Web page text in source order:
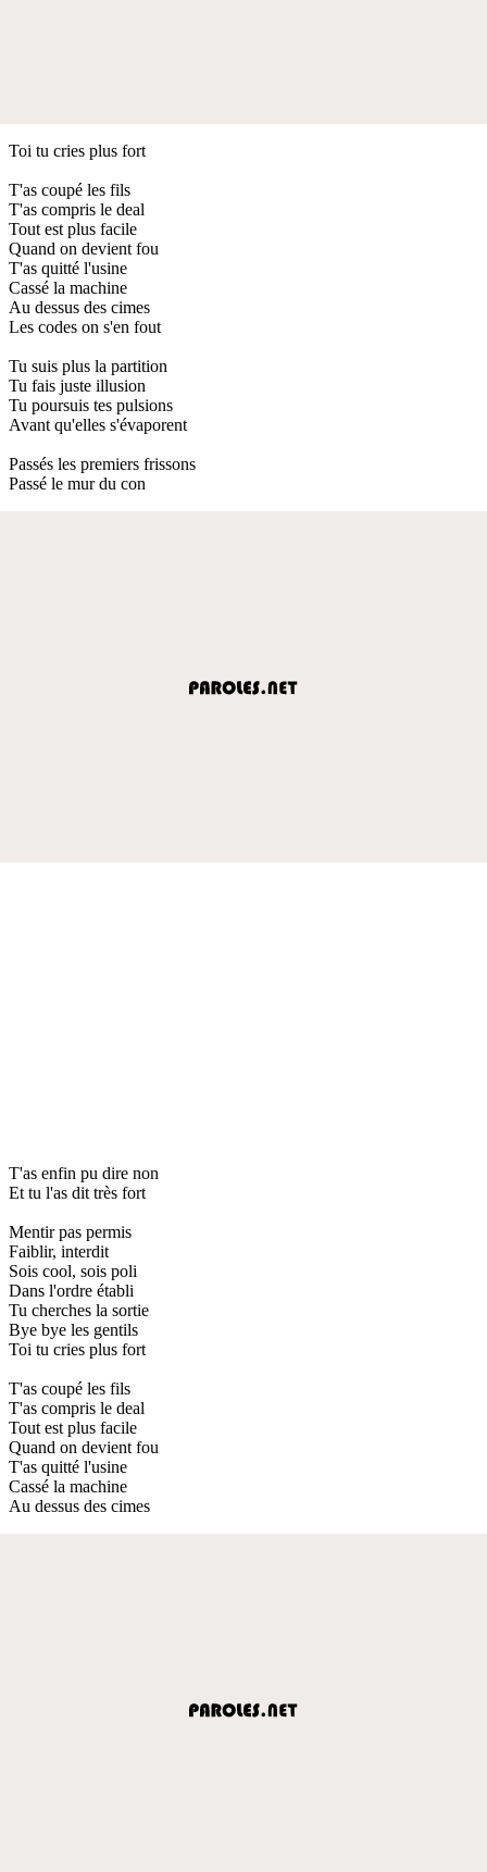
Toi tu cries plus fort
T'as coupé les fils
T'as compris le deal
Tout est plus facile
Quand on devient fou
T'as quitté l'usine
Cassé la machine
Au dessus des cimes
Les codes on s'en fout
Tu suis plus la partition
Tu fais juste illusion
Tu poursuis tes pulsions
Avant qu'elles s'évaporent
Passés les premiers frissons
Passé le mur du con
T'as enfin pu dire non
Et tu l'as dit très fort
Mentir pas permis
Faiblir, interdit
Sois cool, sois poli
Dans l'ordre établi
Tu cherches la sortie
Bye bye les gentils
Toi tu cries plus fort
T'as coupé les fils
T'as compris le deal
Tout est plus facile
Quand on devient fou
T'as quitté l'usine
Cassé la machine
Au dessus des cimes